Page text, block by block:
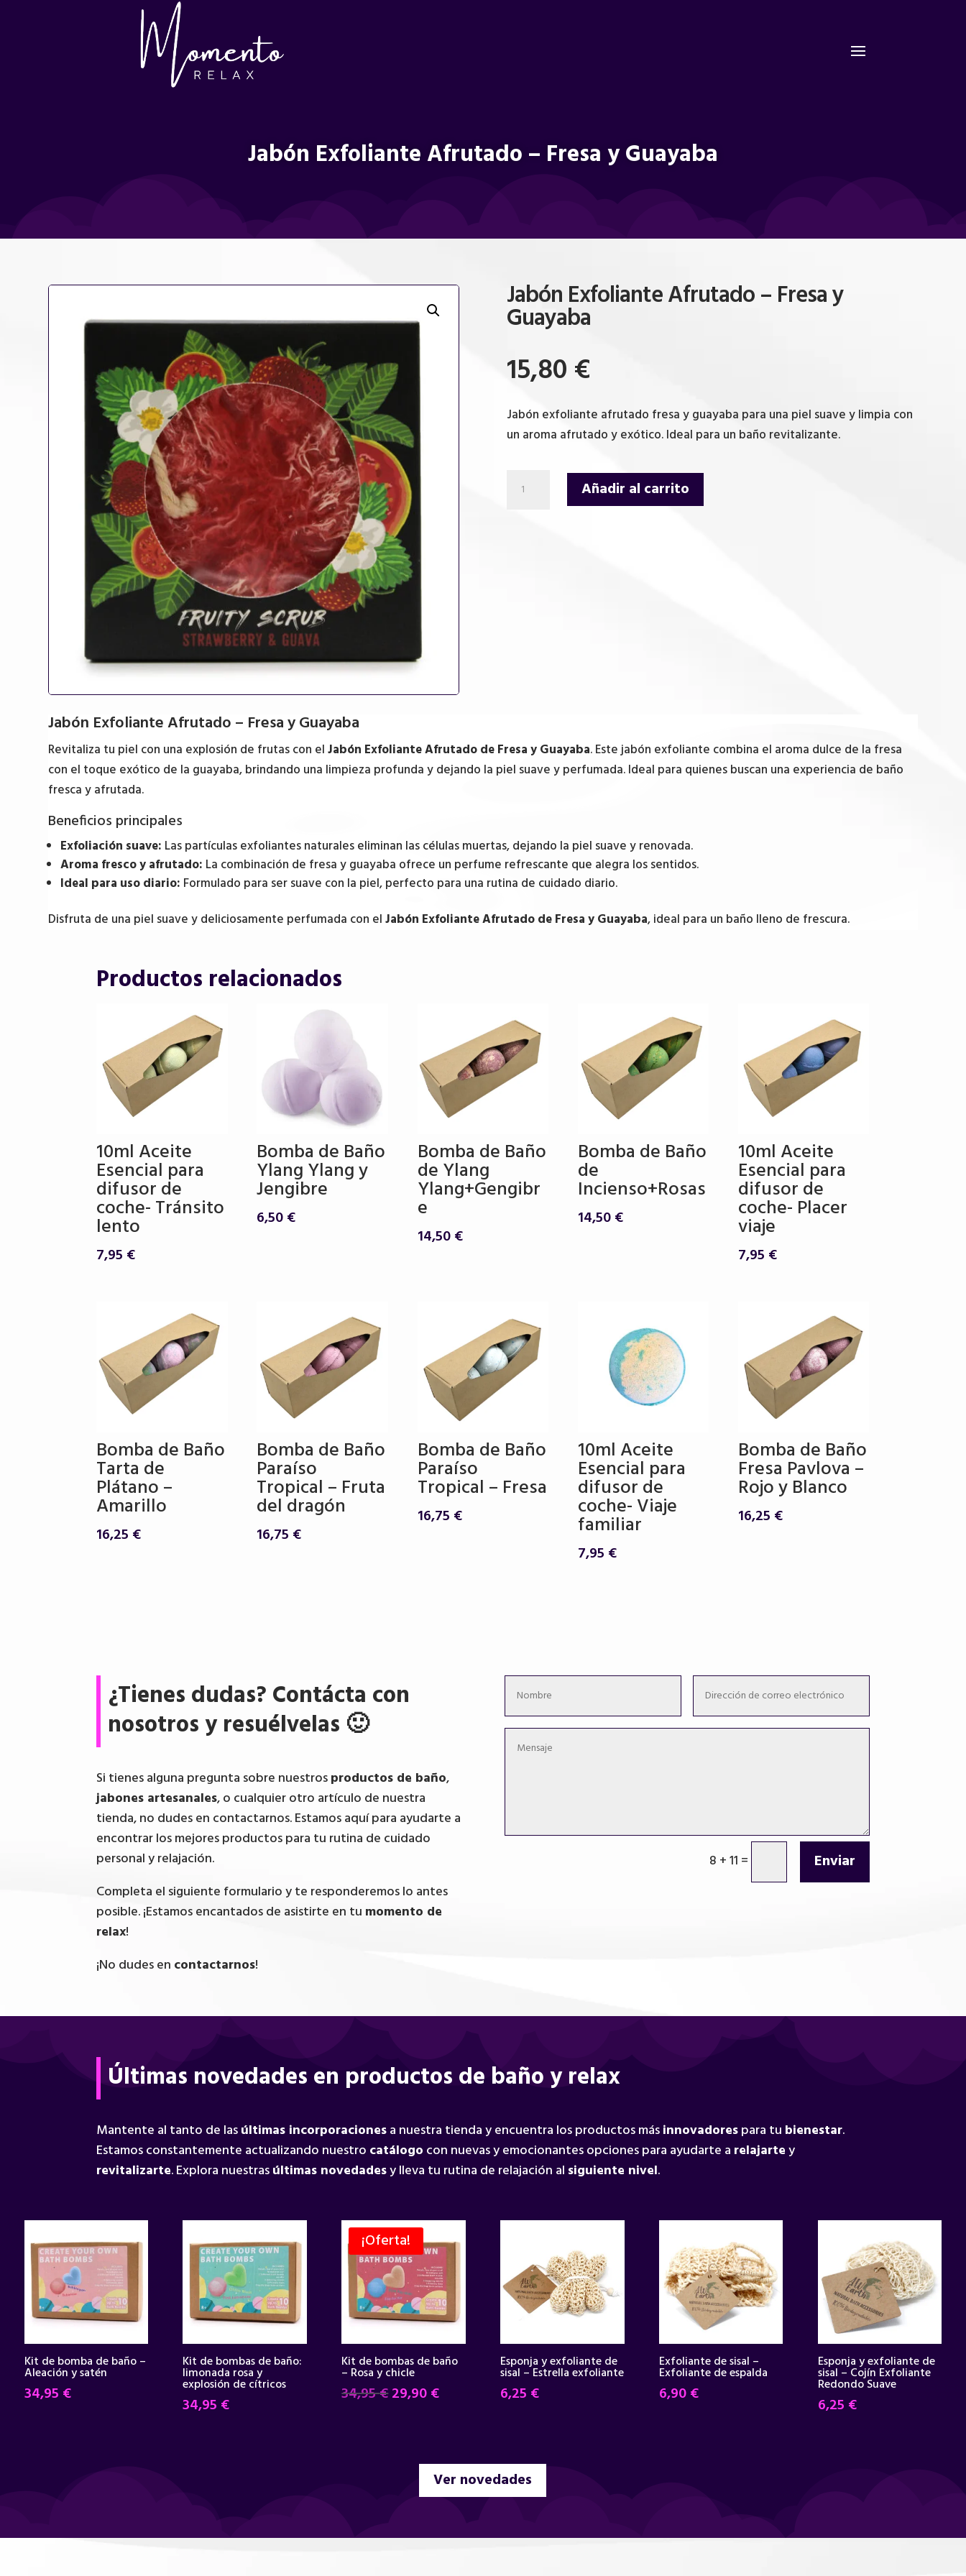
Jabón Exfoliante Afrutado – Fresa y Guayaba
Jabón Exfoliante Afrutado – Fresa y
Guayaba
15,80€
Jabón exfoliante afrutado fresa y guayaba para una piel suave y limpia con
un aroma afrutado y exótico. Ideal para un baño revitalizante.
Exfoliante
Añadir al carrito
Jabón Exfoliante Afrutado – Fresa y Guayaba
Revitaliza tu piel con una explosión de frutas con elJabón Exfoliante Afrutado de Fresa y Guayaba. Este jabón exfoliante combina el aroma dulce de la fresa
con el toque exótico de la guayaba, brindando una limpieza profunda y dejando la piel suave y perfumada. Ideal para quienes buscan una experiencia de baño
fresca y afrutada.
Beneficios principales
Exfoliación suave: Las partículas exfoliantes naturales eliminan las células muertas, dejando la piel suave y renovada.
Aroma fresco y afrutado: La combinación de fresa y guayaba ofrece un perfume refrescante que alegra los sentidos.
Ideal para uso diario: Formulado para ser suave con la piel, perfecto para una rutina de cuidado diario.
Disfruta de una piel suave y deliciosamente perfumada con elJabón Exfoliante Afrutado de Fresa y Guayaba, ideal para un baño lleno de frescura.
Productos relacionados
10ml Aceite
Esencial para
difusor de
coche- Tránsito
lento
7,95 €
Bomba de Baño
Ylang Ylang y
Jengibre
6,50€
Bomba de Baño
de Ylang
Ylang+Gengibr
e
14,50€
Bomba de Baño
de
Incienso+Rosas
14,50€
10ml Aceite
Esencial para
difusor de
coche- Placer
viaje
7,95 €
Bomba de Baño
Tarta de
Plátano –
Amarillo
16,25 €
Bomba de Baño
Paraíso
Tropical – Fruta
del dragón
16,75 €
Bomba de Baño
Paraíso
Tropical – Fresa
16,75 €
10ml Aceite
Esencial para
difusor de
coche- Viaje
familiar
7,95 €
Bomba de Baño
Fresa Pavlova –
Rojo y Blanco
16,25 €
¿Tienes dudas? Contácta con
nosotros y resuélvelas 🙂
Si tienes alguna pregunta sobre nuestrosproductos de baño,
jabones artesanales, o cualquier otro artículo de nuestra
tienda, no dudes en contactarnos. Estamos aquí para ayudarte a
encontrar los mejores productos para tu rutina de cuidado
personal y relajación.
Completa el siguiente formulario y te responderemos lo antes
posible. ¡Estamos encantados de asistirte en tu momento de
relax!
¡No dudes en contactarnos!
8 + 11 = Enviar
Últimas novedades en productos de baño y relax
Mantente al tanto de lasúltimas incorporacionesa nuestra tienda y encuentra los productos másinnovadorespara tu bienestar.
Estamos constantemente actualizando nuestro catálogo con nuevas y emocionantes opciones para ayudarte a relajartey
revitalizarte. Explora nuestrasúltimas novedadesy lleva tu rutina de relajación al siguiente nivel.
Kit de bomba de baño –
Aleación y satén
34,95 €
Kit de bombas de baño:
limonada rosa y
explosión de cítricos
34,95 €
¡Oferta!
Kit de bombas de baño
– Rosa y chicle
34,95€El
34,95 €.
29,90€El
29,90 €.
Esponja y exfoliante de
sisal – Estrella exfoliante
6,25 €
Exfoliante de sisal –
Exfoliante de espalda
6,90€
Esponja y exfoliante de
sisal – Cojín Exfoliante
Redondo Suave
6,25 €
Ver novedades